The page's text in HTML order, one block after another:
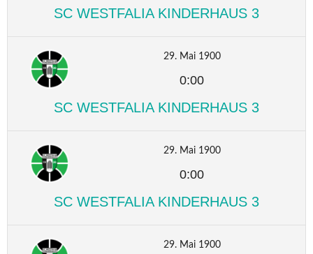
SC WESTFALIA KINDERHAUS 3
29. Mai 1900
0:00
SC WESTFALIA KINDERHAUS 3
29. Mai 1900
0:00
SC WESTFALIA KINDERHAUS 3
29. Mai 1900